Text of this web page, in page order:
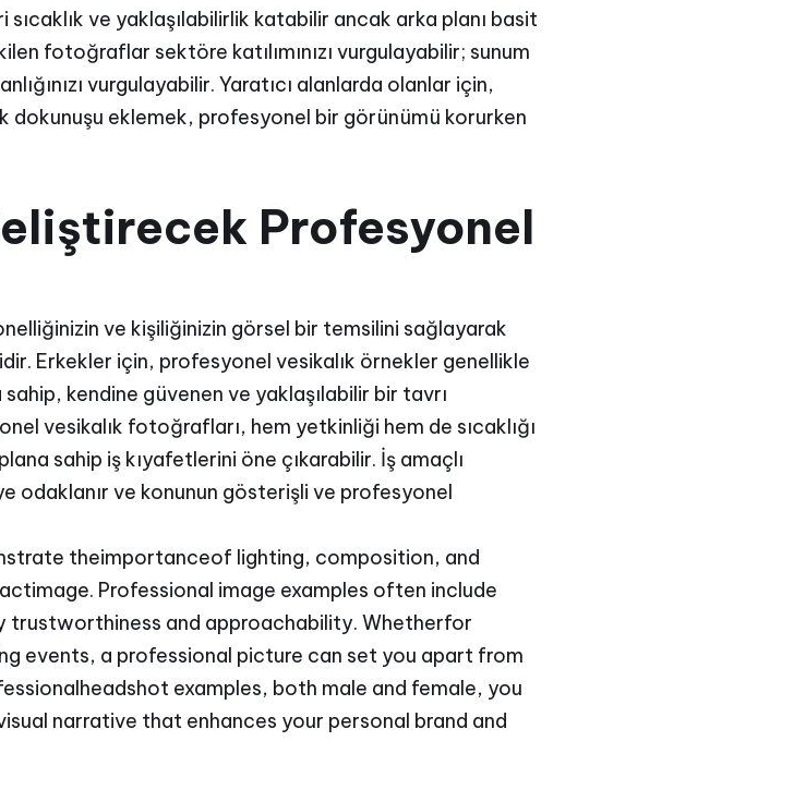
sıcaklık ve yaklaşılabilirlik katabilir ancak arka planı basit
fotoğraflar sektöre katılımınızı vurgulayabilir; sunum
vurgulayabilir. Yaratıcı alanlarda olanlar için,
dokunuşu eklemek, profesyonel bir görünümü korurken
Profesyonel
ve kişiliğinizin görsel bir temsilini sağlayarak
Erkekler için, profesyonel vesikalık örnekler genellikle
kendine güvenen ve yaklaşılabilir bir tavrı
vesikalık fotoğrafları, hem yetkinliği hem de sıcaklığı
sahip iş kıyafetlerini öne çıkarabilir. İş amaçlı
odaklanır ve konunun gösterişli ve profesyonel
theimportanceof lighting, composition, and
Professional image examples often include
and approachability. Whetherfor
events, a professional picture can set you apart from
examples, both male and female, you
narrative that enhances your personal brand and